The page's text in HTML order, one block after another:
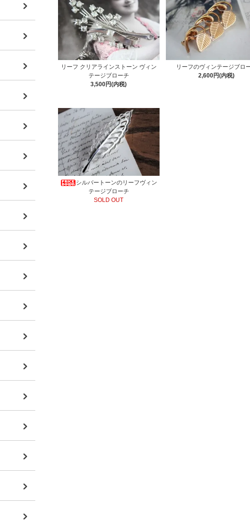
リーフ クリアラインストーン ヴィン
テージブローチ
3,500円(内税)
リーフのヴィンテージブロ
2,600円(内税)
シルバートーンのリーフヴィン
テージブローチ
SOLD OUT